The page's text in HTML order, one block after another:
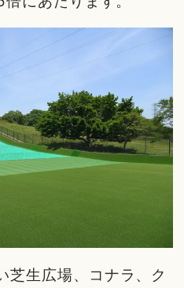
芝生広場、コナラ、ク